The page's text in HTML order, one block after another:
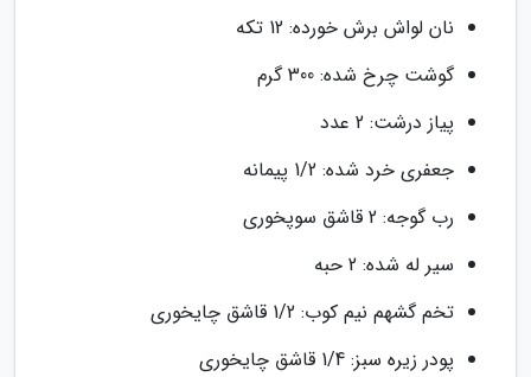
نان لواش برش خورده: 12 تکه
گوشت چرخ شده: 300 گرم
پیاز درشت: 2 عدد
جعفری خرد شده: 1/2 پیمانه
رب گوجه: 2 قاشق سوپخوری
سیر له شده: 2 حبه
تخم گشهم نیم کوب: 1/2 قاشق چایخوری
پودر زیره سبز: 1/4 قاشق چایخوری